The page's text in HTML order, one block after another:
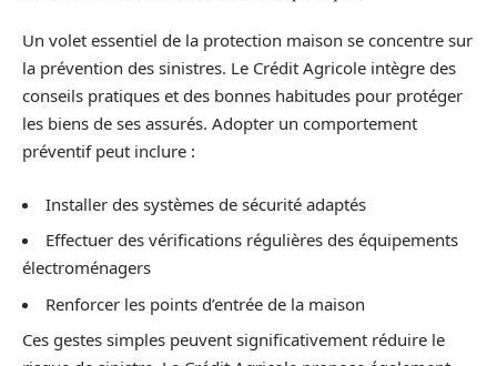
Un volet essentiel de la protection maison se concentre sur
la prévention des sinistres. Le Crédit Agricole intègre des
conseils pratiques et des bonnes habitudes pour protéger
les biens de ses assurés. Adopter un comportement
préventif peut inclure :
Installer des systèmes de sécurité adaptés
Effectuer des vérifications régulières des équipements
électroménagers
Renforcer les points d’entrée de la maison
Ces gestes simples peuvent significativement réduire le